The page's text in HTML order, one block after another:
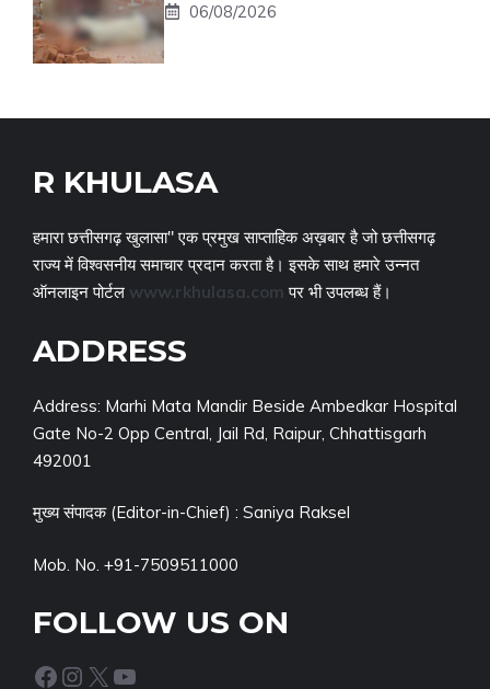
06/08/2026
R KHULASA
हमारा छत्तीसगढ़ खुलासा" एक प्रमुख साप्ताहिक अख़बार है जो छत्तीसगढ़
राज्य में विश्वसनीय समाचार प्रदान करता है। इसके साथ हमारे उन्नत
ऑनलाइन पोर्टल www.rkhulasa.com पर भी उपलब्ध हैं।
ADDRESS
Address: Marhi Mata Mandir Beside Ambedkar Hospital
Gate No-2 Opp Central, Jail Rd, Raipur, Chhattisgarh
492001
मुख्य संपादक (Editor-in-Chief) : Saniya Raksel
Mob. No. +91-7509511000
FOLLOW US ON
Facebook Instagram X YouTube